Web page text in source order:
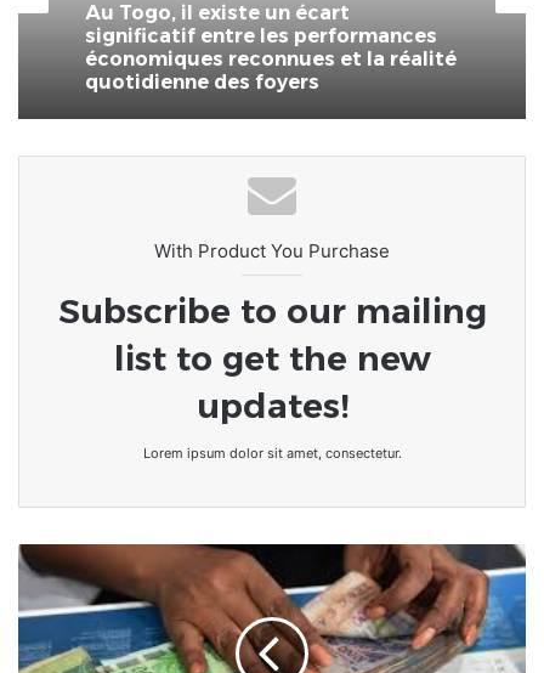
Au Togo, il existe un écart
significatif entre les performances
économiques reconnues et la réalité
quotidienne des foyers
With Product You Purchase
Subscribe to our mailing
list to get the new
updates!
Lorem ipsum dolor sit amet, consectetur.
[Chronique]
L'ARGENT:
ENTRE
QUI